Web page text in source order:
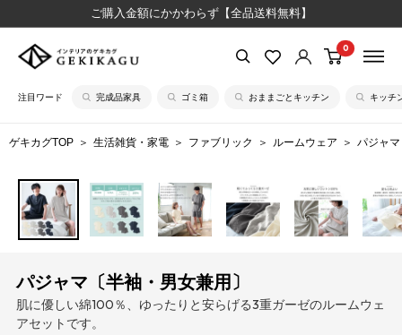
ご購入金額にかかわらず【全品送料無料】
【公
イ
テ
ア
の
ゲ
カ
グ
0
注目ワード 完成品家具 ゴミ箱 おままごとキッチン キッチ
ゲキカグTOP 生活雑貨・家電 ファブリック ルームウェア パジャ
パジャマ〔半袖・男女兼用〕
肌に優しい綿100％、ゆったりと安らげる3重ガーゼのルームウェ
アセットです。